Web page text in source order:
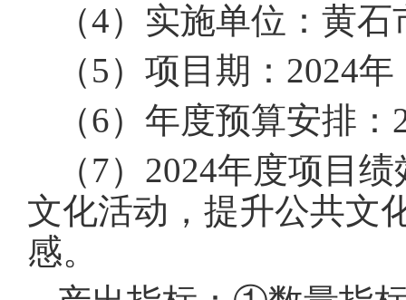
（4）实施单位：黄
（5）项目期：2024年
（6）年度预算安排
（7）2024年度项目
文化活动，提升公共文
感。